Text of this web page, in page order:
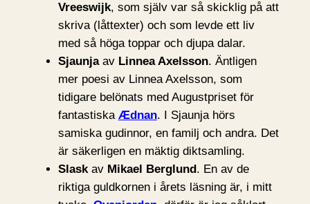
Vreeswijk, som själv var så skicklig på att
skriva (låttexter) och som levde ett liv
med så höga toppar och djupa dalar.
Sjaunjaav Linnea Axelsson. Äntligen
mer poesi av Linnea Axelsson, som
tidigare belönats med Augustpriset för
fantastiska Ædnan. I Sjaunja hörs
samiska gudinnor, en familj och andra. Det
är säkerligen en mäktig diktsamling.
Slaskav Mikael Berglund . En av de
riktiga guldkornen i årets läsning är, i mitt